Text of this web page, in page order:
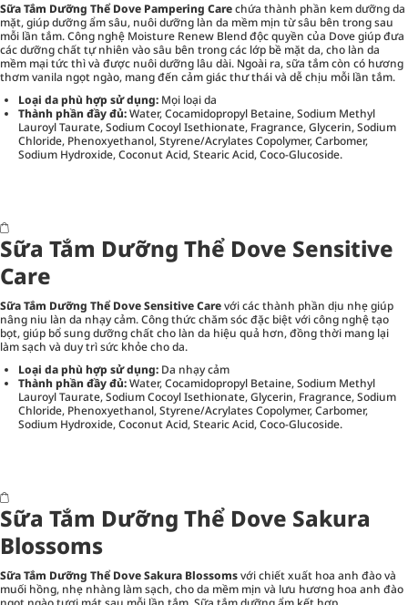
Sữa Tắm Dưỡng Thể Dove Pampering Carechứa thành phần kem dưỡng da
mặt, giúp dưỡng ẩm sâu, nuôi dưỡng làn da mềm mịn từ sâu bên trong sau
mỗi lần tắm. Công nghệ Moisture Renew Blend độc quyền của Dove giúp đưa
các dưỡng chất tự nhiên vào sâu bên trong các lớp bề mặt da, cho làn da
mềm mại tức thì và được nuôi dưỡng lâu dài. Ngoài ra, sữa tắm còn có hương
thơm vanila ngọt ngào, mang đến cảm giác thư thái và dễ chịu mỗi lần tắm.
Loại da phù hợp sử dụng: Mọi loại da
Thành phần đầy đủ:Water, Cocamidopropyl Betaine, Sodium Methyl
Lauroyl Taurate, Sodium Cocoyl Isethionate, Fragrance, Glycerin, Sodium
Chloride, Phenoxyethanol, Styrene/Acrylates Copolymer, Carbomer,
Sodium Hydroxide, Coconut Acid, Stearic Acid, Coco-Glucoside.
Sữa Tắm Dưỡng Thể Dove Sensitive
Care
Sữa Tắm Dưỡng Thể Dove Sensitive Carevới các thành phần dịu nhẹ giúp
nâng niu làn da nhạy cảm. Công thức chăm sóc đặc biệt với công nghệ tạo
bọt, giúp bổ sung dưỡng chất cho làn da hiệu quả hơn, đồng thời mang lại
làm sạch và duy trì sức khỏe cho da.
Loại da phù hợp sử dụng: Da nhạy cảm
Thành phần đầy đủ:Water, Cocamidopropyl Betaine, Sodium Methyl
Lauroyl Taurate, Sodium Cocoyl Isethionate, Glycerin, Fragrance, Sodium
Chloride, Phenoxyethanol, Styrene/Acrylates Copolymer, Carbomer,
Sodium Hydroxide, Coconut Acid, Stearic Acid, Coco-Glucoside.
Sữa Tắm Dưỡng Thể Dove Sakura
Blossoms
Sữa Tắm Dưỡng Thể Dove Sakura Blossomsvới chiết xuất hoa anh đào và
muối hồng, nhẹ nhàng làm sạch, cho da mềm mịn và lưu hương hoa anh đào